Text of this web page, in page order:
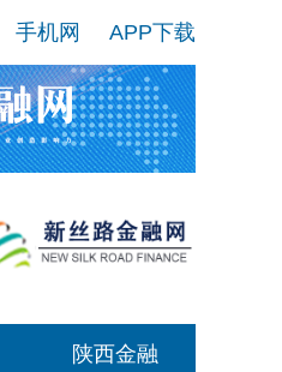
手机网 APP下载
陕西金融